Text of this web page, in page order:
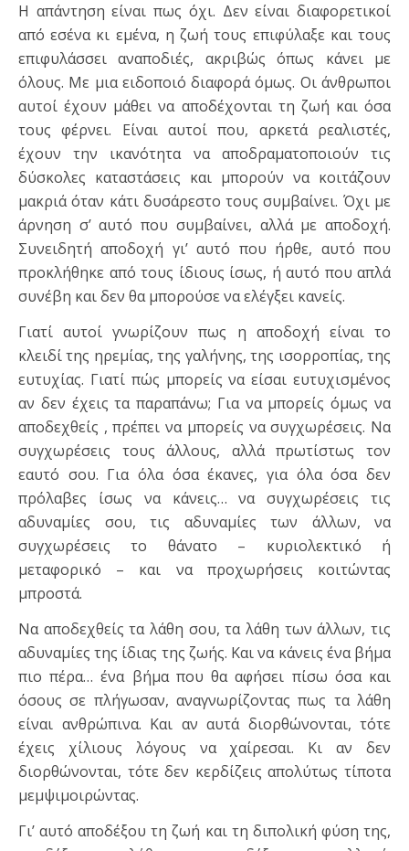
Η απάντηση είναι πως όχι. Δεν είναι διαφορετικοί
από εσένα κι εμένα, η ζωή τους επιφύλαξε και τους
επιφυλάσσει αναποδιές, ακριβώς όπως κάνει με
όλους. Με μια ειδοποιό διαφορά όμως. Οι άνθρωποι
αυτοί έχουν μάθει να αποδέχονται τη ζωή και όσα
τους φέρνει. Είναι αυτοί που, αρκετά ρεαλιστές,
έχουν την ικανότητα να αποδραματοποιούν τις
δύσκολες καταστάσεις και μπορούν να κοιτάζουν
μακριά όταν κάτι δυσάρεστο τους συμβαίνει. Όχι με
άρνηση σ’ αυτό που συμβαίνει, αλλά με αποδοχή.
Συνειδητή αποδοχή γι’ αυτό που ήρθε, αυτό που
προκλήθηκε από τους ίδιους ίσως, ή αυτό που απλά
συνέβη και δεν θα μπορούσε να ελέγξει κανείς.
Γιατί αυτοί γνωρίζουν πως η αποδοχή είναι το
κλειδί της ηρεμίας, της γαλήνης, της ισορροπίας, της
ευτυχίας. Γιατί πώς μπορείς να είσαι ευτυχισμένος
αν δεν έχεις τα παραπάνω; Για να μπορείς όμως να
αποδεχθείς , πρέπει να μπορείς να συγχωρέσεις. Να
συγχωρέσεις τους άλλους, αλλά πρωτίστως τον
εαυτό σου. Για όλα όσα έκανες, για όλα όσα δεν
πρόλαβες ίσως να κάνεις… να συγχωρέσεις τις
αδυναμίες σου, τις αδυναμίες των άλλων, να
συγχωρέσεις το θάνατο – κυριολεκτικό ή
μεταφορικό – και να προχωρήσεις κοιτώντας
μπροστά.
Να αποδεχθείς τα λάθη σου, τα λάθη των άλλων, τις
αδυναμίες της ίδιας της ζωής. Και να κάνεις ένα βήμα
πιο πέρα… ένα βήμα που θα αφήσει πίσω όσα και
όσους σε πλήγωσαν, αναγνωρίζοντας πως τα λάθη
είναι ανθρώπινα. Και αν αυτά διορθώνονται, τότε
έχεις χίλιους λόγους να χαίρεσαι. Κι αν δεν
διορθώνονται, τότε δεν κερδίζεις απολύτως τίποτα
μεμψιμοιρώντας.
Γι’ αυτό αποδέξου τη ζωή και τη διπολική φύση της,